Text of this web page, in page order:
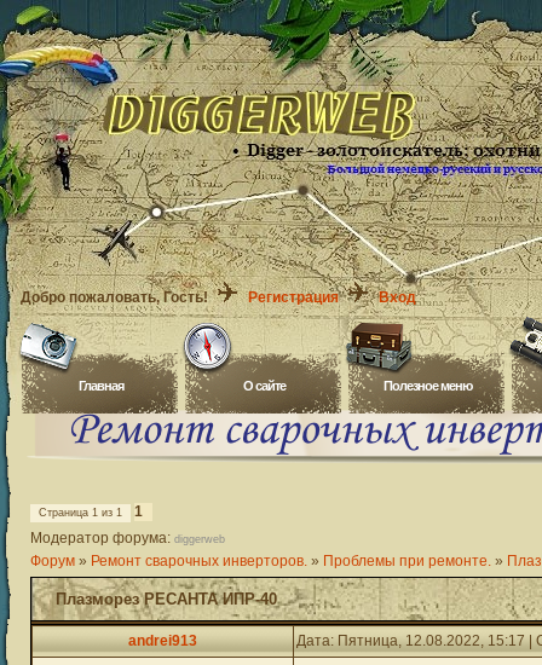
Добро пожаловать, Гость! Регистрация Вход
Главная O сайте Полезное меню
Страница 1 из 1
1
Модератор форума: diggerweb
Форум » Ремонт сварочных инверторов. » Проблемы при ремонте. »
Плазморез РЕСАНТА ИПР-40
andrei913 Дата: Пятница, 12.08.2022, 15:17